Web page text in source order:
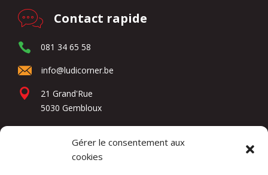
Gérer le consentement aux
cookies
Contact rapide
081 34 65 58
info@ludicorner.be
21 Grand'Rue
5030 Gembloux
Réseaux sociaux